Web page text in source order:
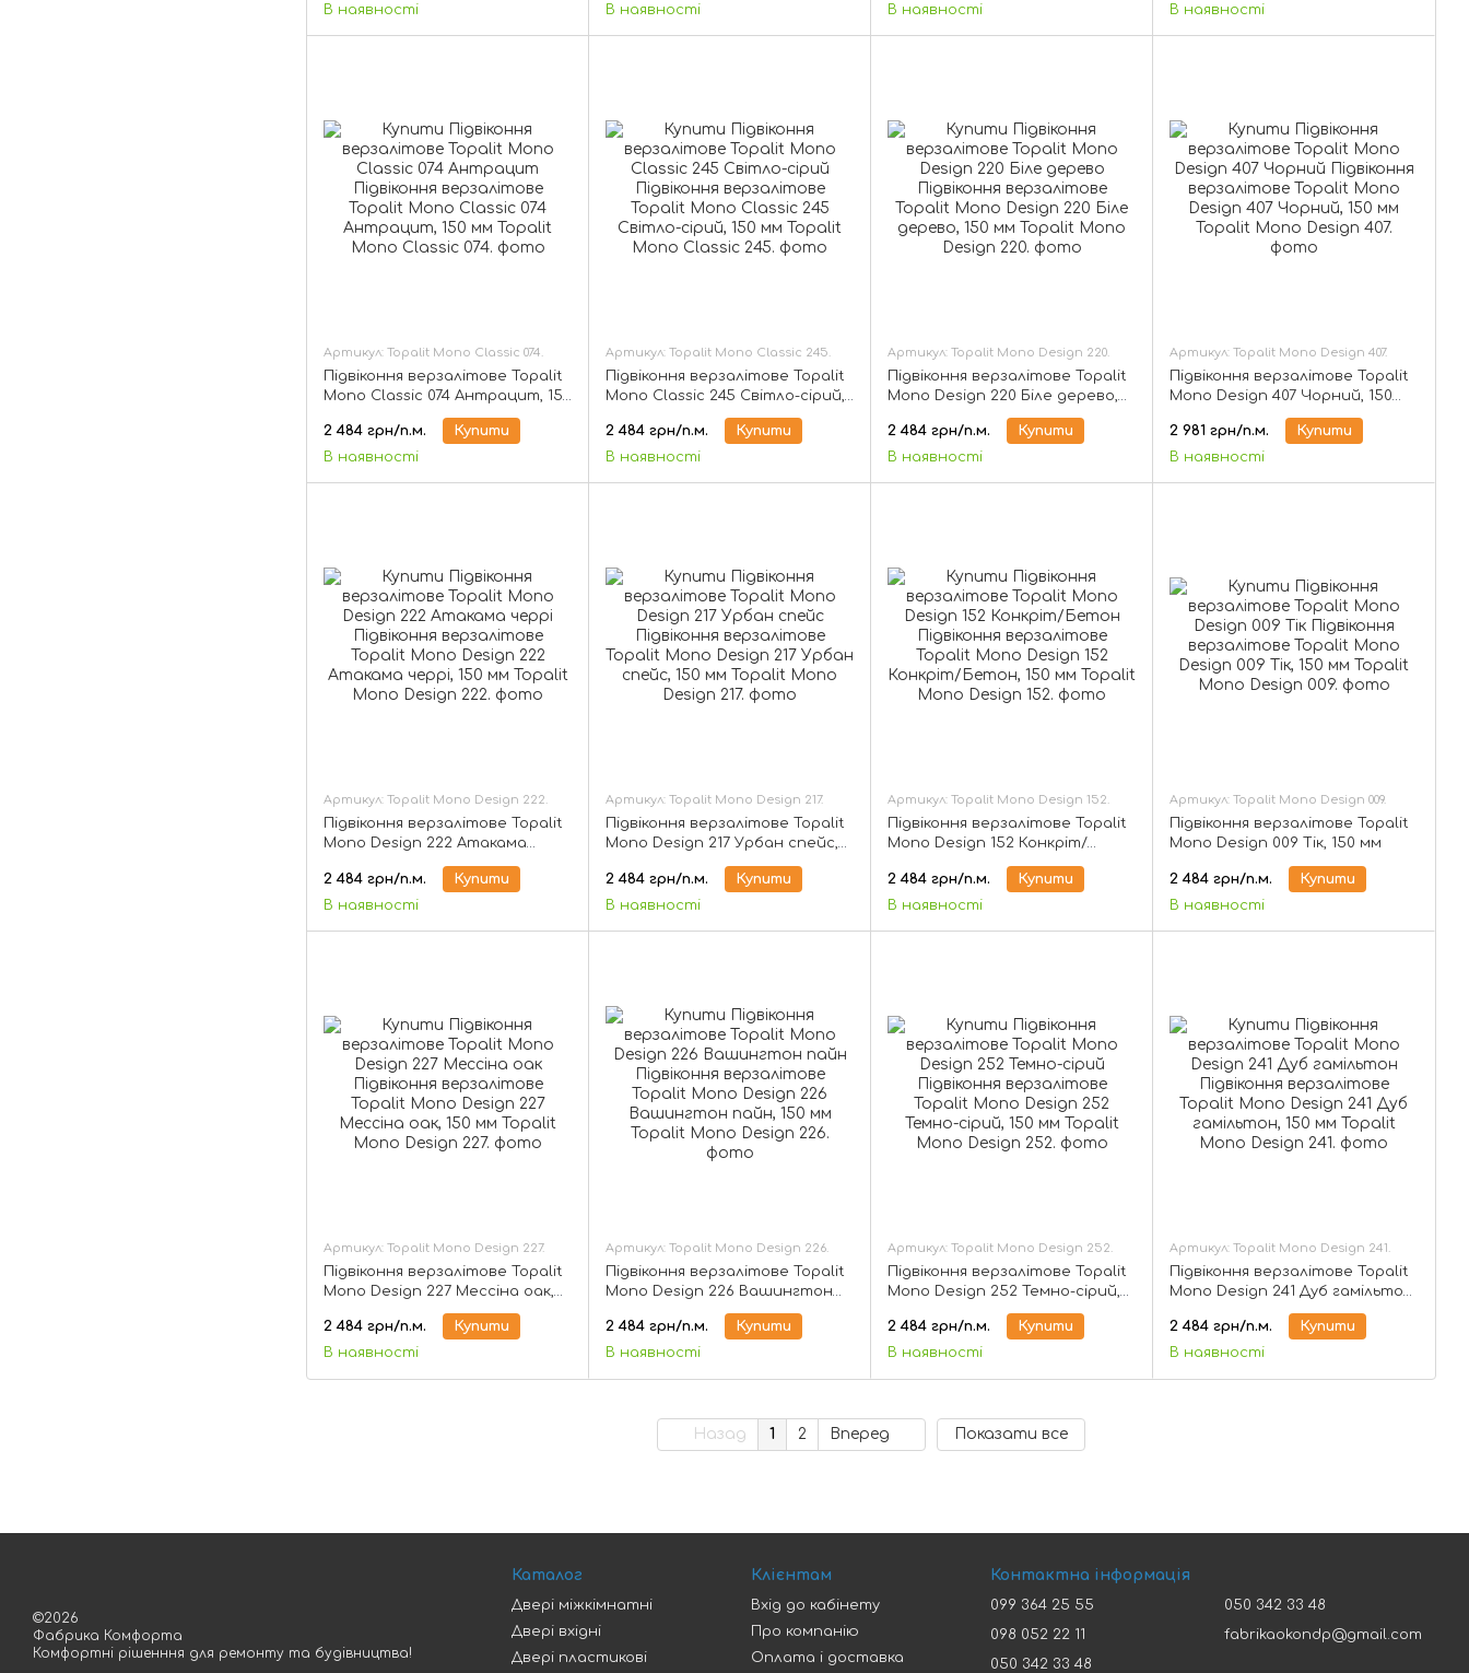
В наявності
В наявності
В наявності
В наявності
Артикул: Topalit Mono Classic 074.
Підвіконня верзалітове Topalit
Mono Classic 074 Антрацит, 150
2 484 грн/п.м.
Купити
В наявності
Артикул: Topalit Mono Classic 245.
Підвіконня верзалітове Topalit
Mono Classic 245 Світло-сірий,
2 484 грн/п.м.
Купити
В наявності
Артикул: Topalit Mono Design 220.
Підвіконня верзалітове Topalit
Mono Design 220 Біле дерево,
2 484 грн/п.м.
Купити
В наявності
Артикул: Topalit Mono Design 407.
Підвіконня верзалітове Topalit
Mono Design 407 Чорний, 150
2 981 грн/п.м.
Купити
В наявності
Артикул: Topalit Mono Design 222.
Підвіконня верзалітове Topalit
Mono Design 222 Атакама
2 484 грн/п.м.
Купити
В наявності
Артикул: Topalit Mono Design 217.
Підвіконня верзалітове Topalit
Mono Design 217 Урбан спейс,
2 484 грн/п.м.
Купити
В наявності
Артикул: Topalit Mono Design 152.
Підвіконня верзалітове Topalit
Mono Design 152 Конкріт/
2 484 грн/п.м.
Купити
В наявності
Артикул: Topalit Mono Design 009.
Підвіконня верзалітове Topalit
Mono Design 009 Тік, 150 мм
2 484 грн/п.м.
Купити
В наявності
Артикул: Topalit Mono Design 227.
Підвіконня верзалітове Topalit
Mono Design 227 Мессіна оак,
2 484 грн/п.м.
Купити
В наявності
Артикул: Topalit Mono Design 226.
Підвіконня верзалітове Topalit
Mono Design 226 Вашингтон
2 484 грн/п.м.
Купити
В наявності
Артикул: Topalit Mono Design 252.
Підвіконня верзалітове Topalit
Mono Design 252 Темно-сірий,
2 484 грн/п.м.
Купити
В наявності
Артикул: Topalit Mono Design 241.
Підвіконня верзалітове Topalit
Mono Design 241 Дуб гамільтон,
2 484 грн/п.м.
Купити
В наявності
Назад 1 2 Вперед Показати все
©2026
Фабрика Комфорта
Комфортні рішенння для ремонту та будівництва!
Каталог
Двері міжкімнатні
Двері вхідні
Двері пластикові
Клієнтам
Вхід до кабінету
Про компанію
Оплата і доставка
Контактна інформація
099 364 25 55
098 052 22 11
050 342 33 48
050 342 33 48
fabrikaokondp@gmail.com